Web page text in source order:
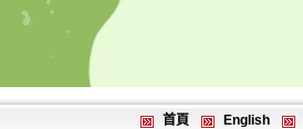
首頁 English